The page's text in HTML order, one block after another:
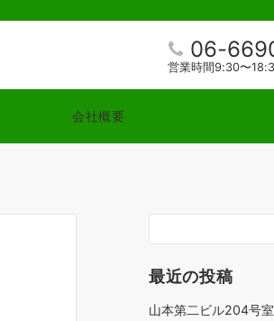
06-
営業時間9:30〜
会社概要
最近の投稿
山本第二ビル204号